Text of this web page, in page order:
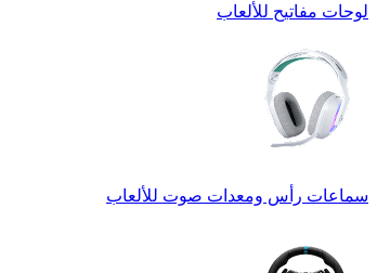
لوحات مفاتيح للألعاب
سماعات رأس ومعدات صوت للألعاب